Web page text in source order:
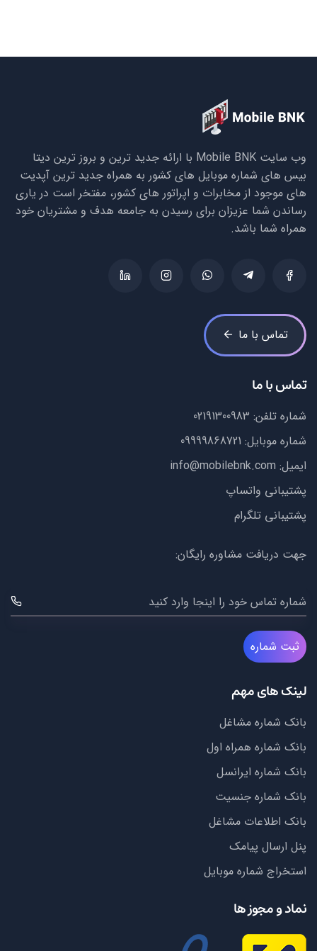
وب سایت Mobile BNK با ارائه جدید ترین و بروز ترین دیتا
بیس های شماره موبایل های کشور به همراه جدید ترین آپدیت
های موجود از مخابرات و اپراتور های کشور، مفتخر است در یاری
رساندن شما عزیزان برای رسیدن به جامعه هدف و مشتریان خود
همراه شما باشد.
تماس با ما
تماس با ما
شماره تلفن: 02191300983
شماره موبایل: 09999868721
ایمیل: info@mobilebnk.com
پشتیبانی واتساپ
پشتیبانی تلگرام
جهت دریافت مشاوره رایگان:
شماره تماس خود را اینجا وارد کنید
ثبت شماره
لینک های مهم
بانک شماره مشاغل
بانک شماره همراه اول
بانک شماره ایرانسل
بانک شماره جنسیت
بانک اطلاعات مشاغل
پنل ارسال پیامک
استخراج شماره موبایل
نماد و مجوز ها